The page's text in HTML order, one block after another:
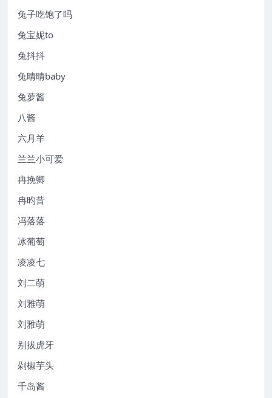
兔子吃饱了吗
兔宝妮to
兔抖抖
兔晴晴baby
兔萝酱
八酱
六月羊
兰兰小可爱
冉挽卿
冉昀昔
冯落落
冰葡萄
凌凌七
刘二萌
刘雅萌
刘雅萌
别拔虎牙
剁椒芋头
千岛酱